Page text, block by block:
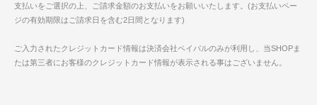
支払いをご選択の上、ご請求金額のお支払いをお願いいたします。(お支払いペー
ジの有効期限はご請求日を含む2日間となります)
ご入力されたクレジットカード情報は決済会社ペイパルのみが利用し、当SHOPま
たは第三者にお客様のクレジットカード情報が表示される事はございません。